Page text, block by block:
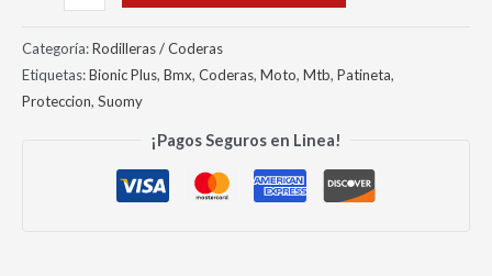
Categoría:Rodilleras / Coderas
Etiquetas:Bionic Plus, Bmx, Coderas, Moto, Mtb, Patineta,
Proteccion, Suomy
¡Pagos Seguros en Linea!